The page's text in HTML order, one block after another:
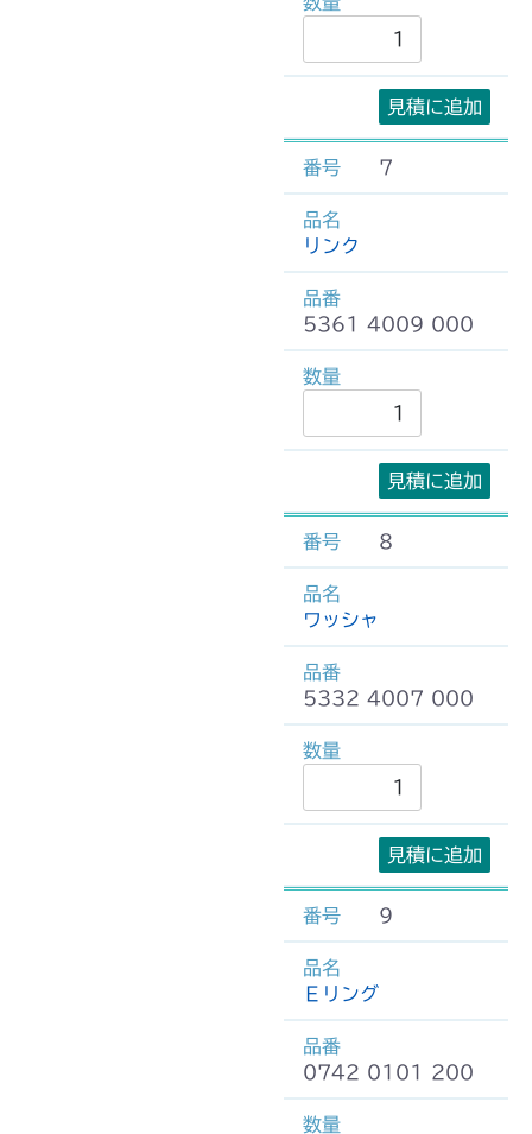
見積に追加
7
リンク
5361 4009 000
見積に追加
8
ワッシャ
5332 4007 000
見積に追加
9
Ｅリング
0742 0101 200